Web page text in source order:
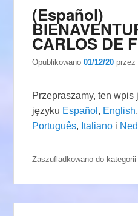
(Español)
CARLOS DE
Opublikowano01/12/20 przez
Przepraszamy, ten
języku Español , English,
Português, Italiano i
Zaszufladkowano do kategorii